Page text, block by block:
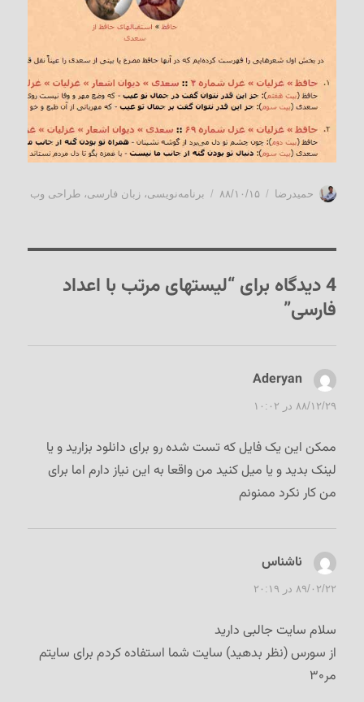
نویسنده
حمیدرضا
ارسال
۸۸/۱۰/۱۵ دسته‌ها
برنامه‌نویسی،زبان فارسی،طراحی وب
4 دیدگاه برای “لیستهای مرتب با اعداد
فارسی”
Aderyan
۸۸/۱۲/۲۹ در ۱۰:۰۲
ممکن این یک فایل که تست شده رو برای دانلود بزارید و یا
لینک بدید و یا میل کنید من واقعا به این نیاز دارم اما برای
من کار نکرد ممنونم
ناشناس
۸۹/۰۲/۲۲ در ۲۰:۱۹
سلام سایت جالبی دارید
از سورس (نظر بدهید) سایت شما استفاده کردم برای سایتم
مر۳۰